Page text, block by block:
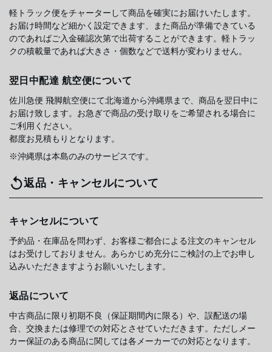
軽トラック便をチャーターして商品を確実にお届けいたします。
お届け時間など細かく設定できます、また商品が準備できている
のであればご入金確認次第で出荷することができます。軽トラッ
クの積載量であれば大きさ・個数などで送料が変わりません。
翌日中配達 航空便について
佐川急便 飛脚航空便にて北海道から沖縄県まで、商品を翌日中に
お届け致します。お急ぎで商品の受け取りをご希望される場合に
ご利用ください。
都度お見積もりとなります。
※沖縄県は本島のみのサービスです。
返品・キャンセルについて
キャンセルについて
予約品・在庫品を問わず、お客様ご都合による注文のキャンセル
はお受けしておりません。あらかじめ充分にご検討の上でお申し
込みいただきますようお願いいたします。
返品について
中古商品に限り初期不良（保証期間内に限る）や、誤配送の場
合、交換または修理での対応とさせていただきます。ただしメー
カー保証のある商品に関しては各メーカーでの対応となります。